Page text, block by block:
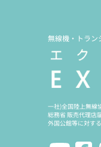
無線機・トラン
一社)全国陸上無線
総務省 販売代理店
外国公館等に対す